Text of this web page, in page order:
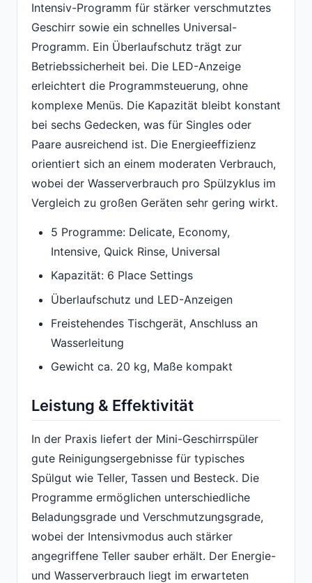
Intensiv-Programm für stärker verschmutztes
Geschirr sowie ein schnelles Universal-
Programm. Ein Überlaufschutz trägt zur
Betriebssicherheit bei. Die LED-Anzeige
erleichtert die Programmsteuerung, ohne
komplexe Menüs. Die Kapazität bleibt konstant
bei sechs Gedecken, was für Singles oder
Paare ausreichend ist. Die Energieeffizienz
orientiert sich an einem moderaten Verbrauch,
wobei der Wasserverbrauch pro Spülzyklus im
Vergleich zu großen Geräten sehr gering wirkt.
5 Programme: Delicate, Economy,
Intensive, Quick Rinse, Universal
Kapazität: 6 Place Settings
Überlaufschutz und LED-Anzeigen
Freistehendes Tischgerät, Anschluss an
Wasserleitung
Gewicht ca. 20 kg, Maße kompakt
Leistung & Effektivität
In der Praxis liefert der Mini-Geschirrspüler
gute Reinigungsergebnisse für typisches
Spülgut wie Teller, Tassen und Besteck. Die
Programme ermöglichen unterschiedliche
Beladungsgrade und Verschmutzungsgrade,
wobei der Intensivmodus auch stärker
angegriffene Teller sauber erhält. Der Energie-
und Wasserverbrauch liegt im erwarteten